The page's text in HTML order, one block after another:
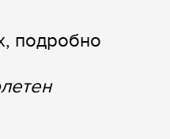
подробно